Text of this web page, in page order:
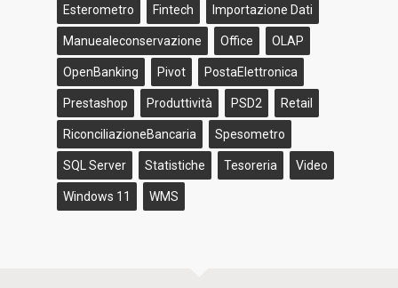
Esterometro Fintech Importazione Dati
Manuealeconservazione Office OLAP
OpenBanking Pivot PostaElettronica
Prestashop Produttività PSD2 Retail
RiconciliazioneBancaria Spesometro
SQL Server Statistiche Tesoreria Video
Windows 11 WMS